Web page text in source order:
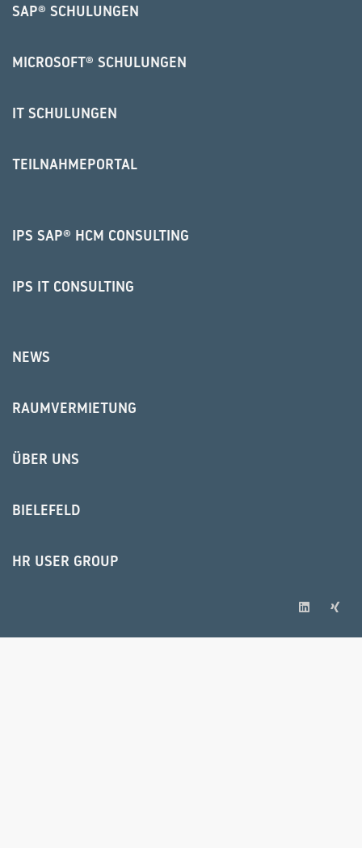
SAP® SCHULUNGEN
MICROSOFT® SCHULUNGEN
IT SCHULUNGEN
TEILNAHMEPORTAL
IPS SAP® HCM CONSULTING
IPS IT CONSULTING
NEWS
RAUMVERMIETUNG
ÜBER UNS
BIELEFELD
HR USER GROUP